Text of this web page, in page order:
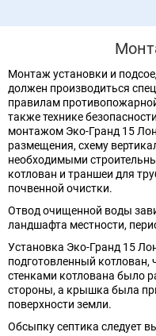
Монтаж установки и
должен производиться
правилам
также технике
монтажом Эко-Гранд 15
размещения, схему
необходимыми
котлован и траншеи для
почвенной очистки.
Отвод очищенной воды
ландшафта местности,
Установка Эко-Гранд 15
подготовленный котлован,
стенками котлована было
стороны, а крышка была
поверхности земли.
Обсыпку септика следует